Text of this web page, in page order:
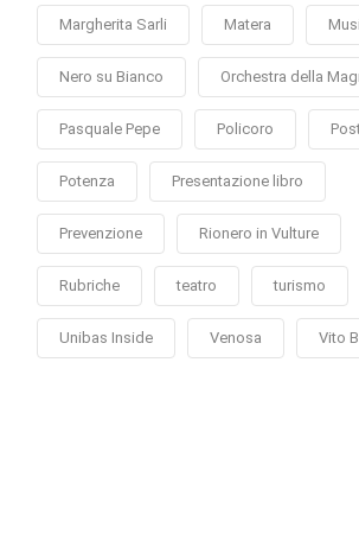
Margherita Sarli Matera
Nero su Bianco Orchestra della
Pasquale Pepe Policoro
Potenza Presentazione libro
Prevenzione Rionero in Vulture
Rubriche teatro turismo
Unibas Inside Venosa Vito